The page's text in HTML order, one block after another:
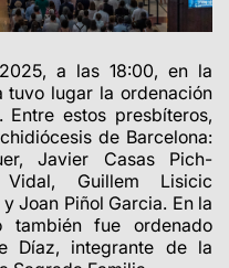
a las 18:00, en la
tuvo lugar la ordenación
estos presbíteros,
de Barcelona:
Javier Casas Pich-
Guillem Lisicic
Joan Piñol Garcia. En la
también fue ordenado
Díaz, integrante de la